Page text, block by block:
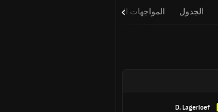
الجدول المواجهات المباشرة
D. Lagerloef